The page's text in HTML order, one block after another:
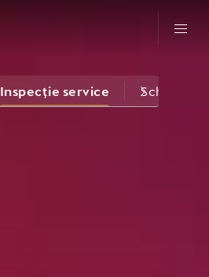
Inspecție service Schimb